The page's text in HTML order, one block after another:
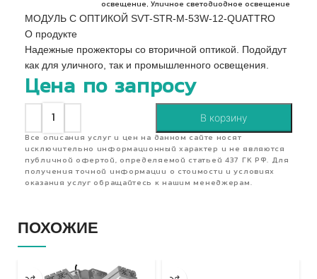
освещение
Уличное светодиодное освещение
МОДУЛЬ С ОПТИКОЙ SVT-STR-M-53W-12-QUATTRO
О продукте
Надежные прожекторы со вторичной оптикой. Подойдут
как для уличного, так и промышленного освещения.
Цена по запросу
В корзину
Все описания услуг и цен на данном сайте носят
исключительно информационный характер и не являются
публичной офертой, определяемой статьей 437 ГК РФ. Для
получения точной информации о стоимости и условиях
оказания услуг обращайтесь к нашим менеджерам.
ПОХОЖИЕ